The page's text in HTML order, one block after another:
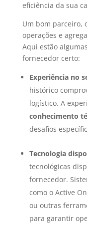
eficiência da sua
Um bom parceiro,
operações e
Aqui estão
fornecedor certo:
Experiência no
histórico
logístico. A
conhecimento
desafios
Tecnologia
tecnológicas
fornecedor.
como o Active
ou outras
para garantir